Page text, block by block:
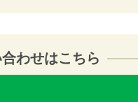
わせはこちら